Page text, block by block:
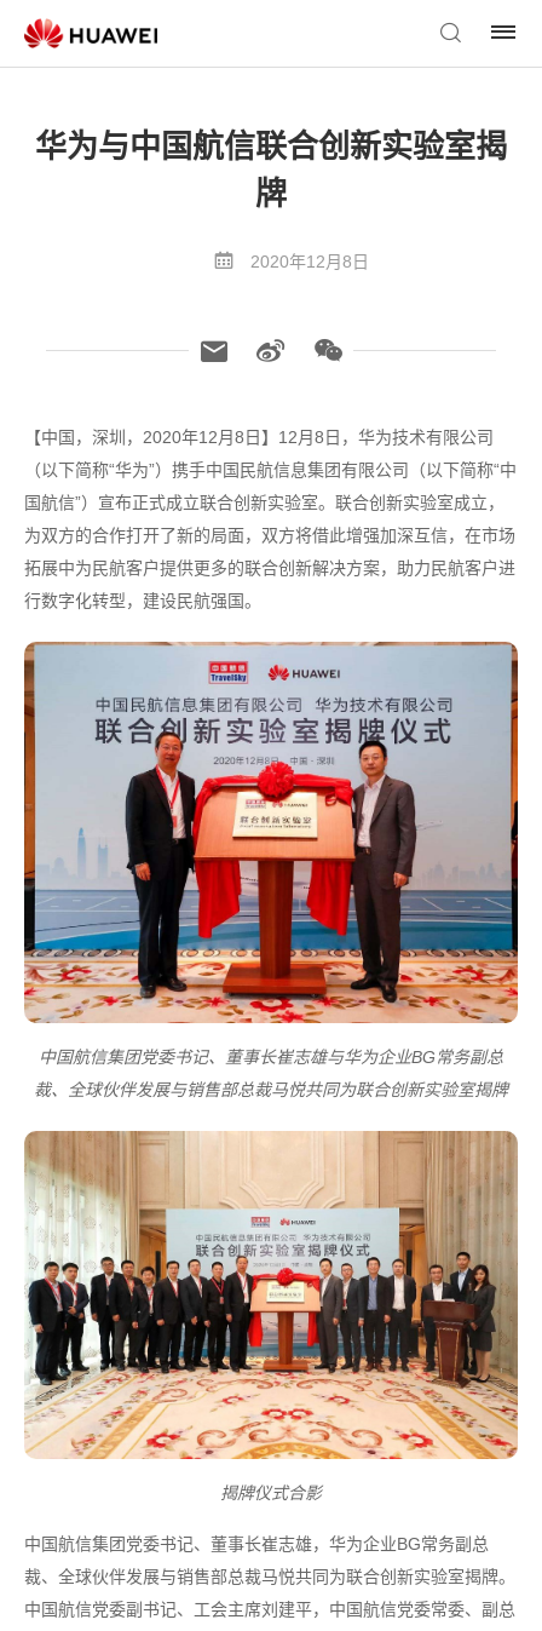
华为与中国航信联合创新实验室揭
牌
2020年12月8日
【中国，深圳，2020年12月8日】12月8日，华为技术有限公司
（以下简称“华为”）携手中国民航信息集团有限公司（以下简称“中
国航信”）宣布正式成立联合创新实验室。联合创新实验室成立，
为双方的合作打开了新的局面，双方将借此增强加深互信，在市场
拓展中为民航客户提供更多的联合创新解决方案，助力民航客户进
行数字化转型，建设民航强国。
中国航信集团党委书记、董事长崔志雄与华为企业BG常务副总
裁、全球伙伴发展与销售部总裁马悦共同为联合创新实验室揭牌
揭牌仪式合影
中国航信集团党委书记、董事长崔志雄，华为企业BG常务副总
裁、全球伙伴发展与销售部总裁马悦共同为联合创新实验室揭牌。
中国航信党委副书记、工会主席刘建平，中国航信党委常委、副总